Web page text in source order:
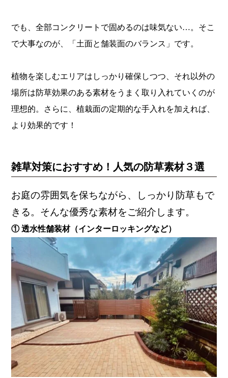
でも、全部コンクリートで固めるのは味気ない…。そこ
で大事なのが、「土面と舗装面のバランス」です。
植物を楽しむエリアはしっかり確保しつつ、それ以外の
場所は防草効果のある素材をうまく取り入れていくのが
理想的。さらに、植栽面の定期的な手入れを加えれば、
より効果的です！
雑草対策におすすめ！人気の防草素材３選
お庭の雰囲気を保ちながら、しっかり防草もで
きる。そんな優秀な素材をご紹介します。
① 透水性舗装材（インターロッキングなど）